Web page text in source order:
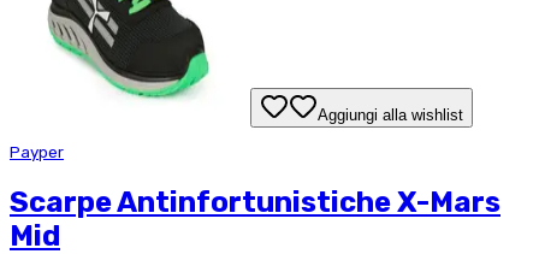
Aggiungi alla wishlist
Payper
Scarpe Antinfortunistiche X-Mars
Mid